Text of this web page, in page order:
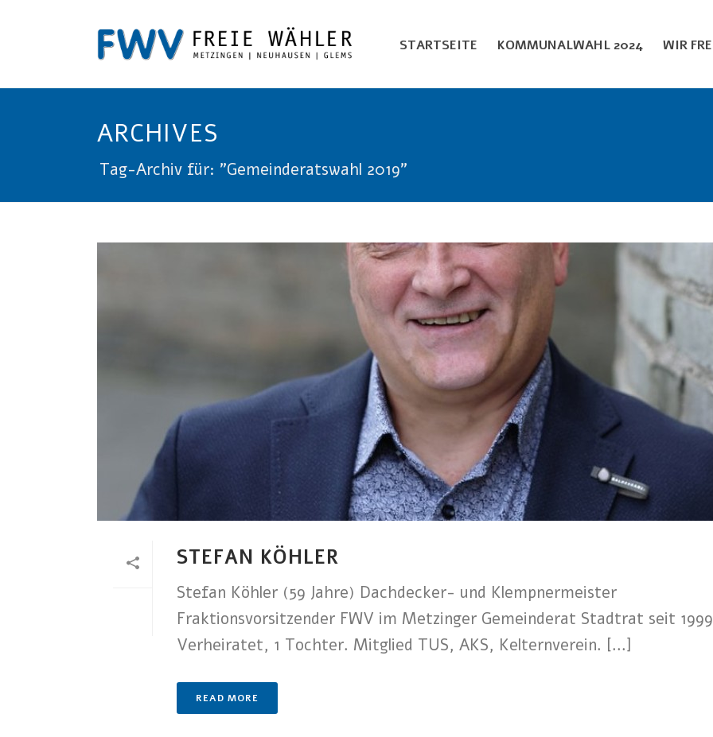
STARTSEITE KOMMUNALWAHL 2024 WIR
ARCHIVES
Tag-Archiv für: "Gemeinderatswahl 2019"
STEFAN KÖHLER
Stefan Köhler (59 Jahre) Dachdecker- und Klempnermeister
Fraktionsvorsitzender FWV im Metzinger Gemeinderat Stadtrat seit
Verheiratet, 1 Tochter. Mitglied TUS, AKS, Kelternverein. [...]
READ MORE